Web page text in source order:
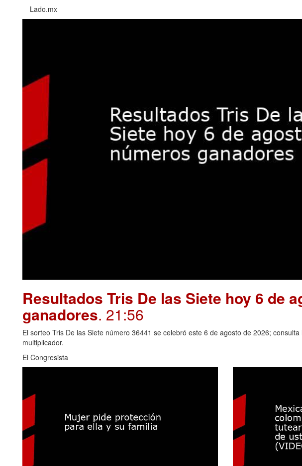
Lado.mx
Resultados Tris De las Siete hoy 6 de
ganadores. 21:56
El sorteo Tris De las Siete número 36441 se celebró este 6 de agosto de 2026;
multiplicador.
El Congresista